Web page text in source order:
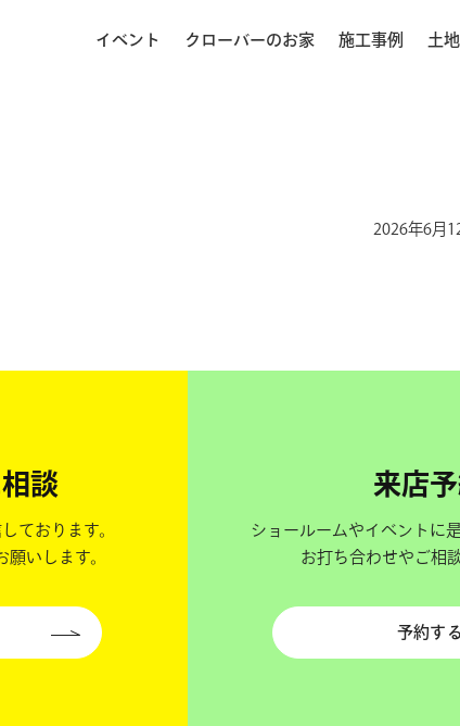
イベント クローバーのお家 施工事例 土
2026年6月
談
ております。
いします。
来店
ショールームやイベントに
お打ち合わせやご相
予約する